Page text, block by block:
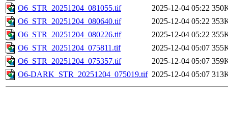
O6_STR_20251204_081055.tif
2025-12-04 05:22
O6_STR_20251204_080640.tif
2025-12-04 05:22
O6_STR_20251204_080226.tif
2025-12-04 05:22
O6_STR_20251204_075811.tif
2025-12-04 05:07
O6_STR_20251204_075357.tif
2025-12-04 05:07
O6-DARK_STR_20251204_075019.tif 2025-12-04 05:07